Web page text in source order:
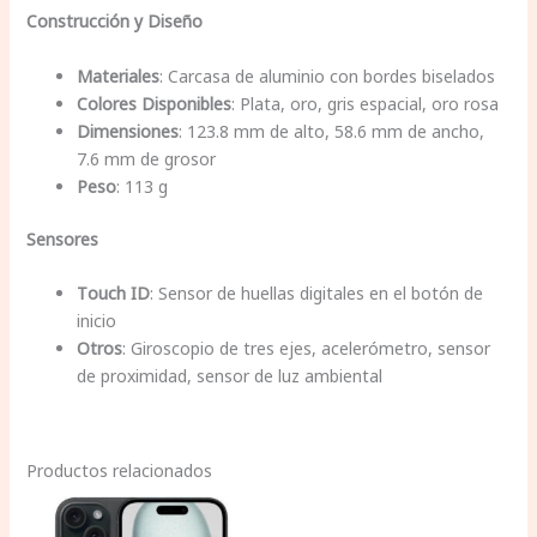
Construcción y Diseño
Materiales: Carcasa de aluminio con bordes biselados
Colores Disponibles: Plata, oro, gris espacial, oro rosa
Dimensiones: 123.8 mm de alto, 58.6 mm de ancho,
7.6 mm de grosor
Peso: 113 g
Sensores
Touch ID: Sensor de huellas digitales en el botón de
inicio
Otros: Giroscopio de tres ejes, acelerómetro, sensor
de proximidad, sensor de luz ambiental
Productos relacionados